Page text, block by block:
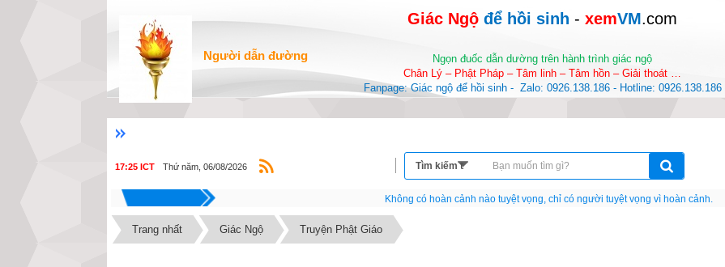
Người dẫn đường
Giác Ngộ để hồi sinh - xemVM.com
Ngọn đuốc dẫn dường trên hành trình giác ngộ
Chân Lý – Phật Pháp – Tâm linh – Tâm hồn – Giải thoát …
Fanpage: Giác ngộ để hồi sinh -  Zalo: 0926.138.186 - Hotline: 0926.138.186
17:25 ICT Thứ năm, 06/08/2026
Nếu như không chịu học tập thì cho dù đi vạn dặm đường cũng chỉ là anh đưa thư.
Trang nhất Giác Ngộ Truyện Phật Giáo